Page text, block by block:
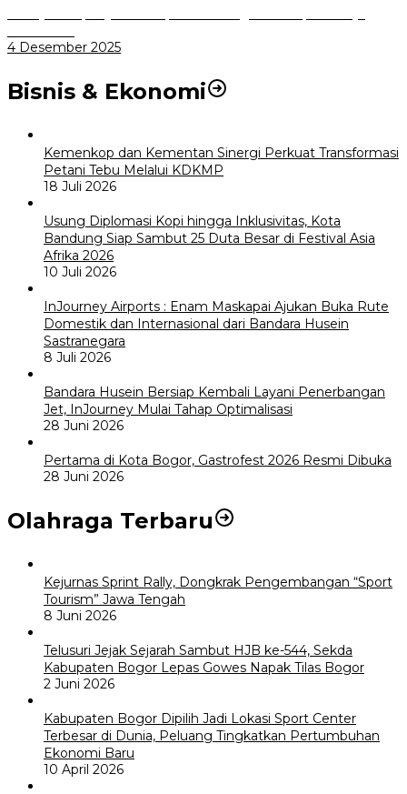
4 Desember 2025
Bisnis & Ekonomi
Kemenkop dan Kementan Sinergi Perkuat Transformasi
Petani Tebu Melalui KDKMP
18 Juli 2026
Usung Diplomasi Kopi hingga Inklusivitas, Kota
Bandung Siap Sambut 25 Duta Besar di Festival Asia
Afrika 2026
10 Juli 2026
InJourney Airports : Enam Maskapai Ajukan Buka Rute
Domestik dan Internasional dari Bandara Husein
Sastranegara
8 Juli 2026
Bandara Husein Bersiap Kembali Layani Penerbangan
Jet, InJourney Mulai Tahap Optimalisasi
28 Juni 2026
Pertama di Kota Bogor, Gastrofest 2026 Resmi Dibuka
28 Juni 2026
Olahraga Terbaru
Kejurnas Sprint Rally, Dongkrak Pengembangan “Sport
Tourism” Jawa Tengah
8 Juni 2026
Telusuri Jejak Sejarah Sambut HJB ke-544, Sekda
Kabupaten Bogor Lepas Gowes Napak Tilas Bogor
2 Juni 2026
Kabupaten Bogor Dipilih Jadi Lokasi Sport Center
Terbesar di Dunia, Peluang Tingkatkan Pertumbuhan
Ekonomi Baru
10 April 2026